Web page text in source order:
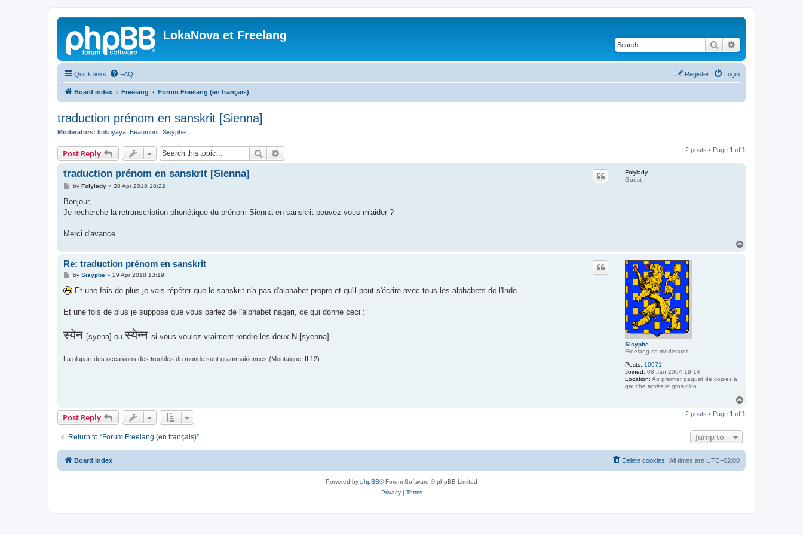
LokaNova et Freelang
Search
Quick links FAQ Login
Register
Board index Freelang Forum Freelang (en français)
traduction prénom en sanskrit [Sienna]
Moderators: kokoyaya Beaumont Sisyphe
Post Reply Search 2 posts • Page 1 of 1
Folylady
Guest
traduction prénom en sanskrit [Sienna]
P
s
by Folylady» 28 Apr 2018 18:22
Bonjour,
Je recherche la retranscription phonétique du prénom Sienna en sanskrit pouvez vous m'aider ?
Merci d'avance
Sisyphe
Freelang co-moderator
Posts: 10971
Joined: 08 Jan 2004 19:14
Location: Au premier paquet de copies à
gauche après le gros dico
Re: traduction prénom en sanskrit
P
s
t
by Sisyphe» 29 Apr 2018 13:19
Et une fois de plus je vais répéter que le sanskrit n'a pas d'alphabet propre et qu'il peut s'écrire avec tous les alphabets de l'Inde.
Et une fois de plus je suppose que vous parlez de l'alphabet nagari, ce qui donne ceci :
स्येन [syena] ou स्येन्न si vous voulez vraiment rendre les deux N [syenna]
La plupart des occasions des troubles du monde sont grammairiennes (Montaigne, II.12)
p
Post Reply 2 posts • Page 1 of 1
Return to “Forum Freelang (en français)” Jump to
Board index All times are UTC+02:00
Delete cookies
Powered by phpBB® Forum Software © phpBB Limited
Privacy| Terms